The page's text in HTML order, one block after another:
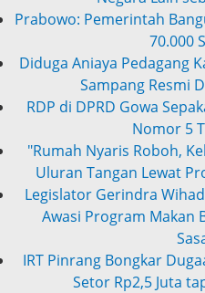
Diduga Aniaya Pedagang
Sampang Resmi
RDP di DPRD Gowa
Nomor 5
"Rumah Nyaris Roboh,
Uluran Tangan Lewat
Legislator Gerindra
Awasi Program Makan
IRT Pinrang Bongkar
Setor Rp2,5 Juta
Prabowo: Kepemimpinan
Lewat Kesulitan